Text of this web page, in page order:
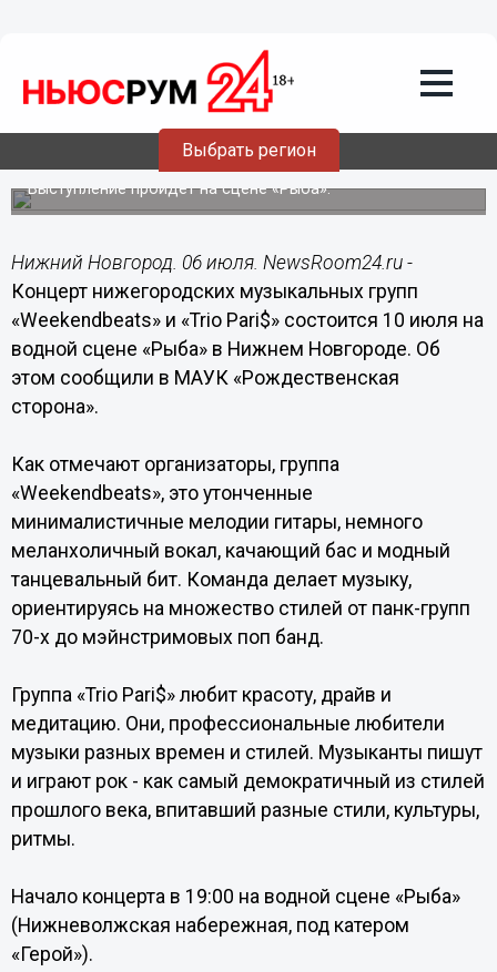
Выбрать регион
Концерт музыкальных групп
«Weekendbeats» и «Trio Pari$»
состоится 10 июля в Нижнем
Выступление пройдет на сцене «Рыба».
Нижний Новгород. 06 июля. NewsRoom24.ru -
Концерт нижегородских музыкальных групп
«Weekendbeats» и «Trio Pari$» состоится 10 июля на
водной сцене «Рыба» в Нижнем Новгороде. Об
этом сообщили в МАУК «Рождественская
сторона».
Как отмечают организаторы, группа
«Weekendbeats», это утонченные
минималистичные мелодии гитары, немного
меланхоличный вокал, качающий бас и модный
танцевальный бит. Команда делает музыку,
ориентируясь на множество стилей от панк-групп
70-х до мэйнстримовых поп банд.
Группа «Trio Pari$» любит красоту, драйв и
медитацию. Они, профессиональные любители
музыки разных времен и стилей. Музыканты пишут
и играют рок - как самый демократичный из стилей
прошлого века, впитавший разные стили, культуры,
ритмы.
Начало концерта в 19:00 на водной сцене «Рыба»
(Нижневолжская набережная, под катером
«Герой»).